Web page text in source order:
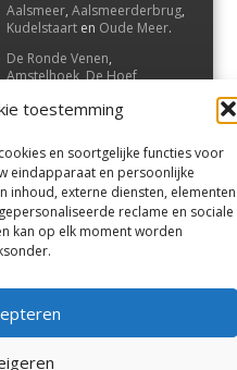
toestemming
en soortgelijke functies voor
eindapparaat en persoonlijke
inhoud, externe diensten, elementen
reclame en sociale
kan op elk moment worden
Aalsmeer, Aalsmeerderbrug,
Kudelstaart en Oude Meer.
De Ronde Venen,
Amstelhoek,De Hoef,
Vrouwenakker,Waverveen
UithoornenDe Kwakel.
Contact
Andere uitgaven
Bezorgklacht
Vacatures
Voorwaarden
Privacyverklaring